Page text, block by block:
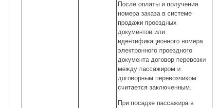
После оплаты и получения
номера заказа в системе
продажи проездных
документов или
идентификационного номера
электронного проездного
документа договор перевозки
между пассажиром и
договорным перевозчиком
считается заключенным.
При посадке пассажира в